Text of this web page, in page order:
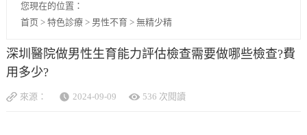
您現在的位置：
首页 > 特色診療> 男性不育> 無精少精
深圳醫院做男性生育能力評估檢查需要做哪些檢查?費
用多少?
來源： 2024-09-09 536 次閱讀